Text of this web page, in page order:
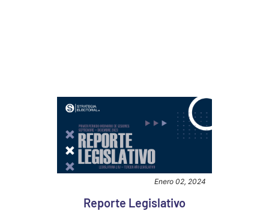
Enero 02, 2024
Reporte Legislativo